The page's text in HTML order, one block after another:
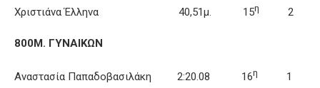
Χριστιάνα Έλληνα 40,51μ. 15η 2
800Μ. ΓΥΝΑΙΚΩΝ
Αναστασία Παπαδοβασιλάκη 2:20.08 16η 1